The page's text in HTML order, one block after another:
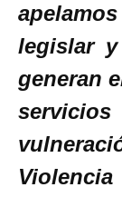
legislar
generan